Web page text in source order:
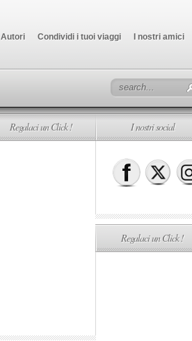
Autori Condividi i tuoi viaggi I nostri amici
Regalaci un Click ! I nostri social
Regalaci un Click !